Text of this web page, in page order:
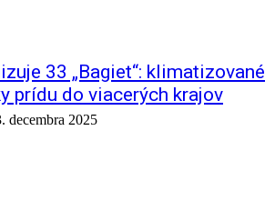
33 „Bagiet“: klimatizované
prídu do viacerých krajov
decembra 2025